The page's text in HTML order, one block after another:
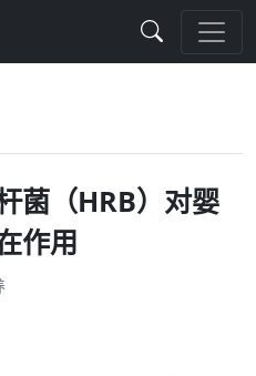
菌（HRB）对婴
作用